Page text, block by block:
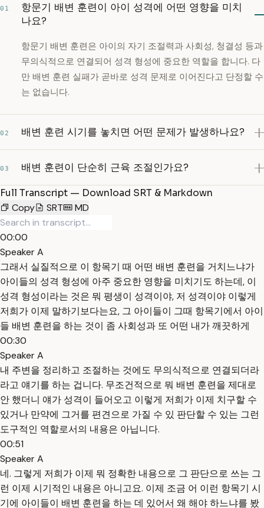
01
항문기 배변 훈련이 아이 성격에 어떤 영향을 미치
나요?
항문기 배변 훈련은 아이의 자기 조절력과 사회성, 청결성 등과
무의식적으로 연결되어 성격 형성에 중요한 역할을 합니다. 다
만 배변 훈련 실패가 곧바로 성격 문제로 이어진다고 단정할 수
는 없습니다.
02 배변 훈련 시기를 놓치면 어떤 문제가 발생하나요?
03 배변 훈련이 단순히 근육 조절인가요?
Full Transcript — Download SRT & Markdown
Copy
SRT MD
00:00
Speaker A
그래서 실질적으로 이 항목기 때 어떤 배변 훈련을 거치느냐가
아이들의 성격 형성에 아주 중요한 영향을 미치기도 하는데, 이
성격 형성이라는 것은 뭐 평생이 성격이야, 저 성격이야 이렇게
저희가 이제 말하기보다는요, 그 아이들이 그때 항목기에서 아이
들 배변 훈련을 하는 것이 좀 사회성과 또 어떤 내가 깨끗하게
00:30
Speaker A
내 주변을 정리하고 조절하는 것에도 무의식적으로 연결되더라
라고 얘기를 하는 겁니다. 무조건적으로 뭐 배변 훈련을 제대로
안 했더니 얘가 성격이 들어오고 이렇게 저희가 이제 치구할 수
있거나 만약에 그거를 편견으로 가질 수 있 판단할 수 있는 그런
도구적인 역할로서의 내용은 아닙니다.
00:51
Speaker A
네. 그렇게 저희가 이제 뭐 정확한 내용으로 그 판단으로 쓰는 그
런 이제 시기적인 내용은 아니고요. 이제 조금 어 이런 항목기 시
기에 아이들이 배변 훈련을 하는 데 있어서 왜 해야 하느냐를 봤